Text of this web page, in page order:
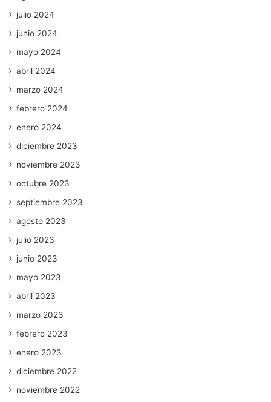
julio 2024
junio 2024
mayo 2024
abril 2024
marzo 2024
febrero 2024
enero 2024
diciembre 2023
noviembre 2023
octubre 2023
septiembre 2023
agosto 2023
julio 2023
junio 2023
mayo 2023
abril 2023
marzo 2023
febrero 2023
enero 2023
diciembre 2022
noviembre 2022